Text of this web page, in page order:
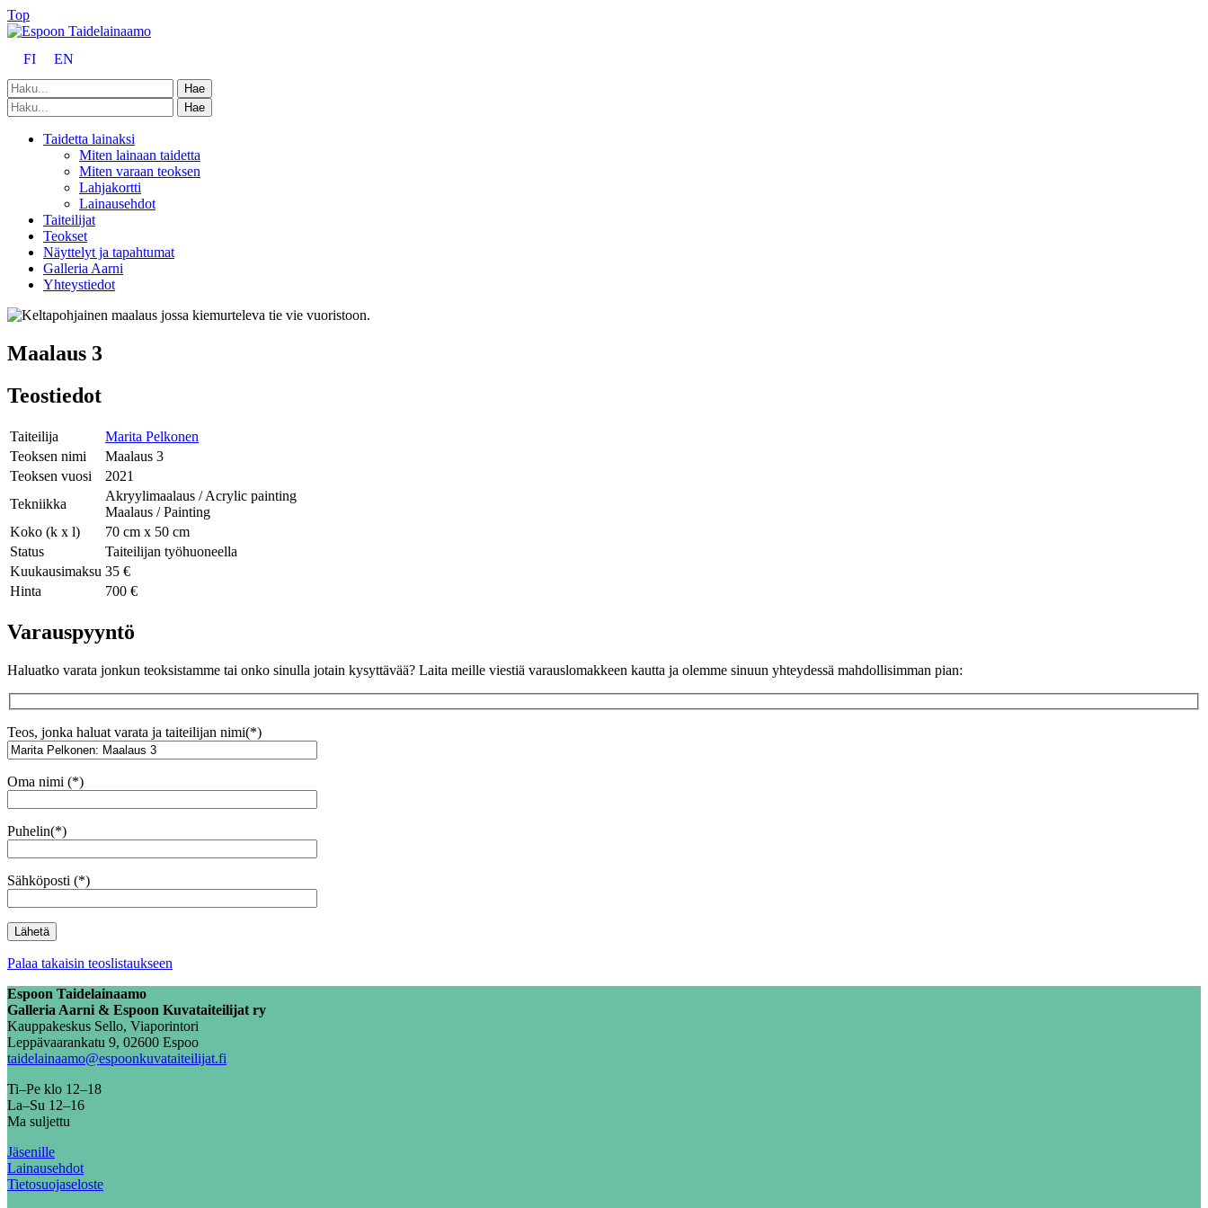
Top
FI EN
Taidetta lainaksi
Miten lainaan taidetta
Miten varaan teoksen
Lahjakortti
Lainausehdot
Taiteilijat
Teokset
Näyttelyt ja tapahtumat
Galleria Aarni
Yhteystiedot
Maalaus 3
Teostiedot
Taiteilija
Marita Pelkonen
Teoksen nimi
Maalaus 3
Teoksen vuosi
2021
Tekniikka
Akryylimaalaus / Acrylic painting
Maalaus / Painting
Koko (k x l)
70 cm x 50 cm
Status
Taiteilijan työhuoneella
Kuukausimaksu 35 €
Hinta
700 €
Varauspyyntö
Haluatko varata jonkun teoksistamme tai onko sinulla jotain kysyttävää? Laita meille viestiä varauslomakkeen kautta ja olemme sinuun yhteydessä mahdollisimman pian:
Teos, jonka haluat varata ja taiteilijan nimi(*)
Oma nimi (*)
Puhelin(*)
Sähköposti (*)
Palaa takaisin teoslistaukseen
Espoon Taidelainaamo
Galleria Aarni & Espoon Kuvataiteilijat ry
Kauppakeskus Sello, Viaporintori
Leppävaarankatu 9, 02600 Espoo
taidelainaamo@espoonkuvataiteilijat.fi
Ti–Pe klo 12–18
La–Su 12–16
Ma suljettu
Jäsenille
Lainausehdot
Tietosuojaseloste